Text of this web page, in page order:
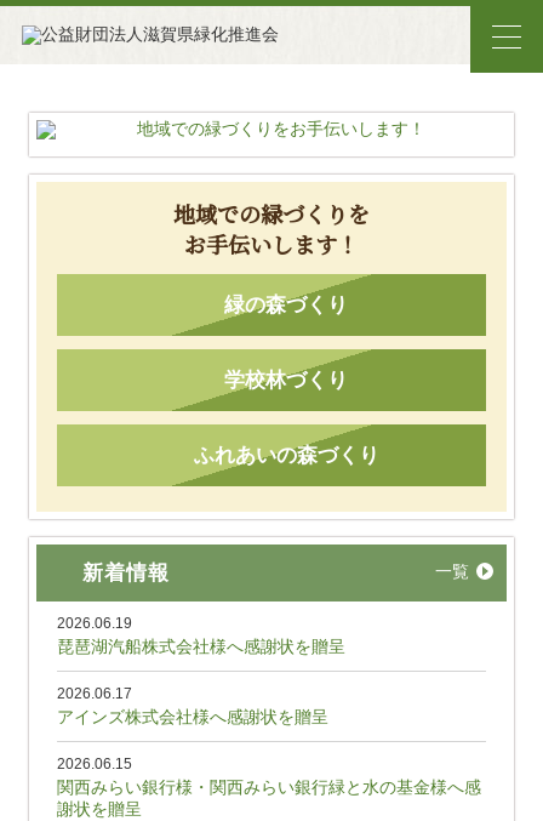
地域での緑づくりを
お手伝いします！
緑の森づくり
学校林づくり
ふれあいの森づくり
新着情報 一覧
2026.06.19
琵琶湖汽船株式会社様へ感謝状を贈呈
2026.06.17
アインズ株式会社様へ感謝状を贈呈
2026.06.15
関西みらい銀行様・関西みらい銀行緑と水の基金様へ感
謝状を贈呈